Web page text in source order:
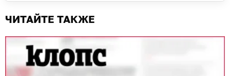
ЧИТАЙТЕ ТАКЖЕ